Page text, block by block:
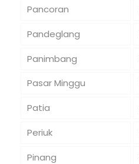
Pancoran
Pandeglang
Panimbang
Pasar Minggu
Patia
Periuk
Pinang